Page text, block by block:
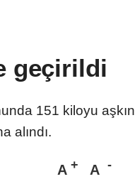
geçirildi
151 kiloyu aşkın
alındı.
A A